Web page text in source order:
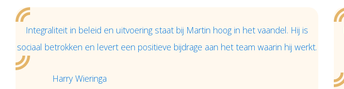
Integraliteit in beleid en uitvoering staat bij Martin hoog in het vaandel. Hij is
sociaal betrokken en levert een positieve bijdrage aan het team waarin hij werkt.
Harry Wieringa